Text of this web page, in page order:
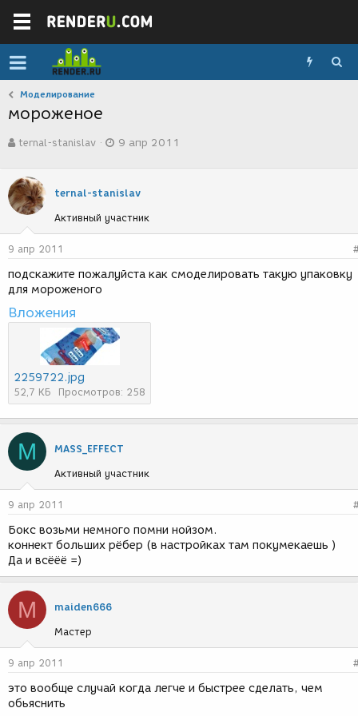
Моделирование
мороженое
в
о
р
т
е
м
ы
ternal-stanislav
а
с
з
д
и
9 апр 2011
ternal-stanislav
Активный участник
9 апр 2011
подскажите пожалуйста как смоделировать такую упаковку
для мороженого
Вложения
2259722.jpg
52,7 КБ Просмотров: 258
M MASS_EFFЕCT
Активный участник
9 апр 2011
Бокс возьми немного помни нойзом.
коннект больших рёбер (в настройках там покумекаешь )
Да и всёёё =)
M maiden666
Мастер
9 апр 2011
это вообще случай когда легче и быстрее сделать, чем
обьяснить